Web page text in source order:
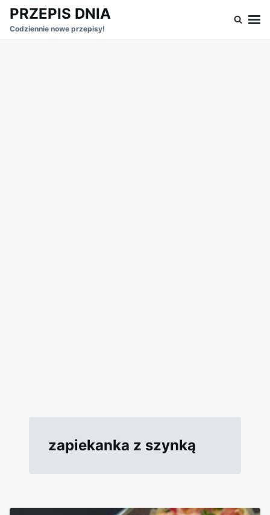
SkipSearch
for:
PRZEPIS DNIA
Codziennie nowe przepisy!
zapiekanka z szynką